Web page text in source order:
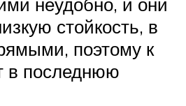
стойкость, в
поэтому к
в последнюю